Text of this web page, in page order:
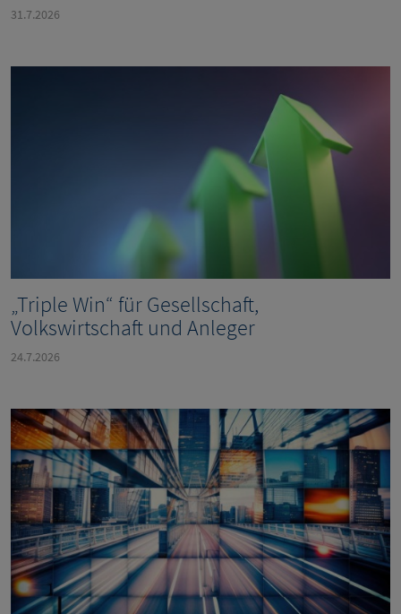
31.7.2026
„Triple Win“ für Gesellschaft,
Volkswirtschaft und Anleger
24.7.2026